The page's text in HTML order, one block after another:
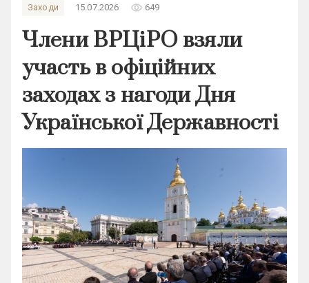
Заходи 15.07.2026 remove_red_eye 649
Члени ВРЦіРО взяли
участь в офіційних
заходах з нагоди Дня
Української Державності